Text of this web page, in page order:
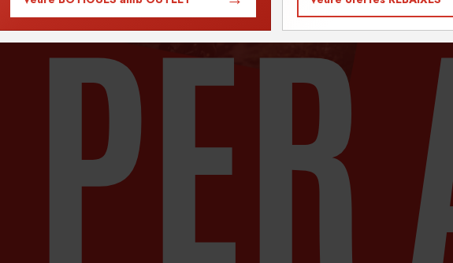
PER